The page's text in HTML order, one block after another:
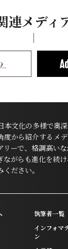
連メディ
本文化の多様で奥
から紹介するメデ
リーで、格調高い
ながらも進化を続
ださい。
執筆者一覧
インフォマ
ン